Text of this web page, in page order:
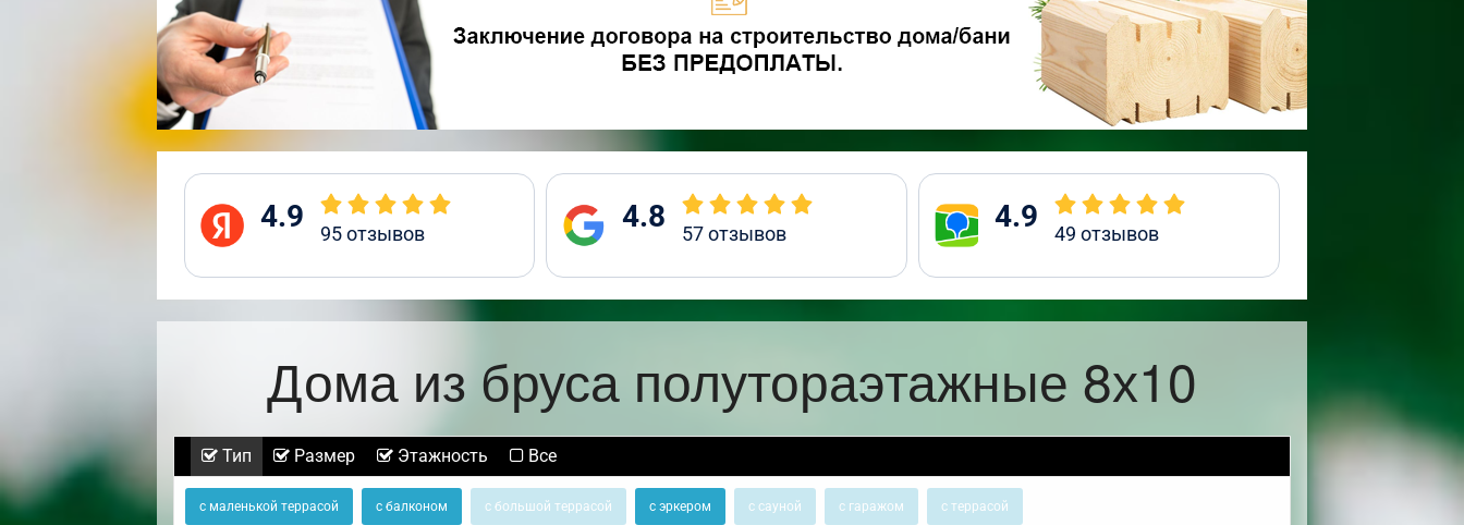
4.9 95отзывов 4.8 57отзывов 4.9 49 отзывов
Дома из бруса полутораэтажные 8х10
Тип Размер Этажность Все
с маленькой террасой с балконом с большой террасой с эркером с сауной с гаражом с террасой